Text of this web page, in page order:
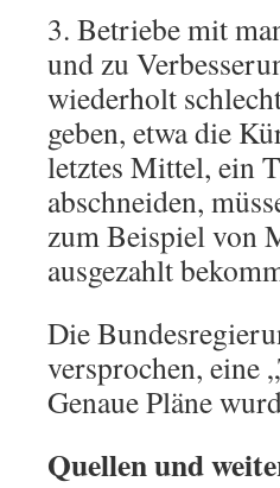
3. Betriebe mit
und zu
wiederholt
geben, etwa die
letztes Mittel, ein
abschneiden,
zum Beispiel von
ausgezahlt
Die
versprochen, eine
Genaue Pläne
Quellen und